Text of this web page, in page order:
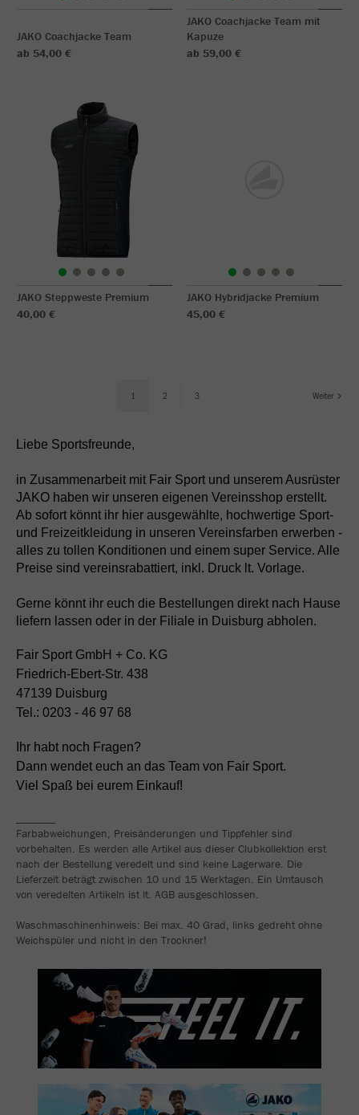
JAKO Coachjacke Team
ab 54,00 €
JAKO Coachjacke Team mit
Kapuze
ab 59,00 €
JAKO Steppweste Premium
40,00 €
JAKO Hybridjacke Premium
45,00 €
1 2 3 Weiter
Liebe Sportsfreunde,
in Zusammenarbeit mit Fair Sport und unserem Ausrüster
JAKO haben wir unseren eigenen Vereinsshop erstellt.
Ab sofort könnt ihr hier ausgewählte, hochwertige Sport-
und Freizeitkleidung in unseren Vereinsfarben erwerben -
alles zu tollen Konditionen und einem super Service. Alle
Preise sind vereinsrabattiert, inkl. Druck lt. Vorlage.
Gerne könnt ihr euch die Bestellungen direkt nach Hause
liefern lassen oder in der Filiale in Duisburg abholen.
Fair Sport GmbH + Co. KG
Friedrich-Ebert-Str. 438
47139 Duisburg
Tel.: 0203 - 46 97 68
Ihr habt noch Fragen?
Dann wendet euch an das Team von Fair Sport.
Viel Spaß bei eurem Einkauf!
Farbabweichungen, Preisänderungen und Tippfehler sind
vorbehalten. Es werden alle Artikel aus dieser Clubkollektion erst
nach der Bestellung veredelt und sind keine Lagerware. Die
Lieferzeit beträgt zwischen 10 und 15 Werktagen. Ein Umtausch
von veredelten Artikeln ist lt. AGB ausgeschlossen.
Waschmaschinenhinweis: Bei max. 40 Grad, links gedreht ohne
Weichspüler und nicht in den Trockner!